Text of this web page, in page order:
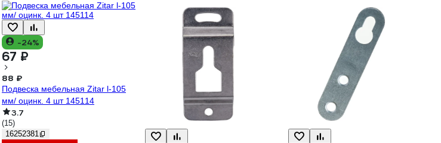
-24%
67 ₽
88 ₽
Подвеска мебельная Zitar l-105
мм/ оцинк. 4 шт 145114
3.7
(15)
16252381